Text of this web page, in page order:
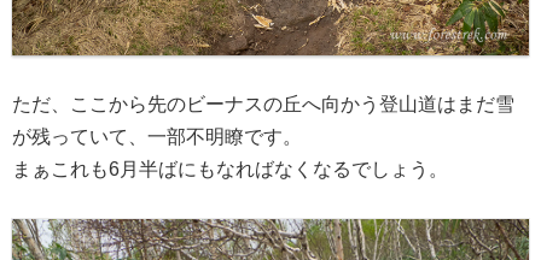
ただ、ここから先のビーナスの丘へ向かう登山道はまだ雪
が残っていて、一部不明瞭です。
まぁこれも6月半ばにもなればなくなるでしょう。